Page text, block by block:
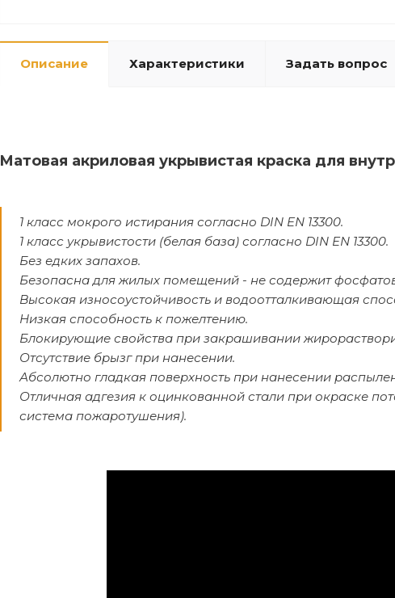
Описание Характеристики Задать вопрос
Матовая акриловая укрывистая краска для
1 класс мокрого истирания согласно DIN EN 13300.
1 класс укрывистости (белая база) согласно DIN EN 13300.
Без едких запахов.
Безопасна для жилых помещений - не содержит
Высокая износоустойчивость и водоотталкивающая
Низкая способность к пожелтению.
Блокирующие свойства при закрашивании
Отсутствие брызг при нанесении.
Абсолютно гладкая поверхность при нанесении
Отличная адгезия к оцинкованной стали при окраске
система пожаротушения).